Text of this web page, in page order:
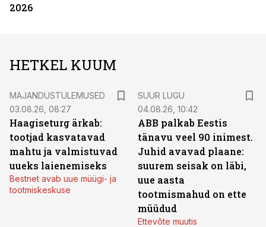
2026
HETKEL KUUM
MAJANDUSTULEMUSED
03.08.26, 08:27
Haagiseturg ärkab:
tootjad kasvatavad
mahtu ja valmistuvad
uueks laienemiseks
Bestnet avab uue müügi- ja
tootmiskeskuse
SUUR LUGU
04.08.26, 10:42
ABB palkab Eestis
tänavu veel 90 inimest.
Juhid avavad plaane:
suurem seisak on läbi,
uue aasta
tootmismahud on ette
müüdud
Ettevõte muutis